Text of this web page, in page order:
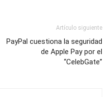
Artículo siguiente
PayPal cuestiona la seguridad
de Apple Pay por el
“CelebGate”